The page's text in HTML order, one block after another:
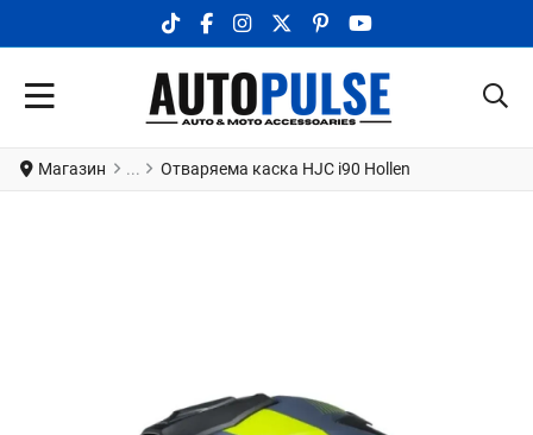
TIKTOK SOCIAL LINK
FACEBOOK SOCIAL LINK
INSTAGRAM SOCIAL LINK
X.COM SOCIAL LINK
PINTEREST SOCIAL LINK
YOUTUBE SOCIAL
Магазин Отваряема каска HJC i90 Hollen